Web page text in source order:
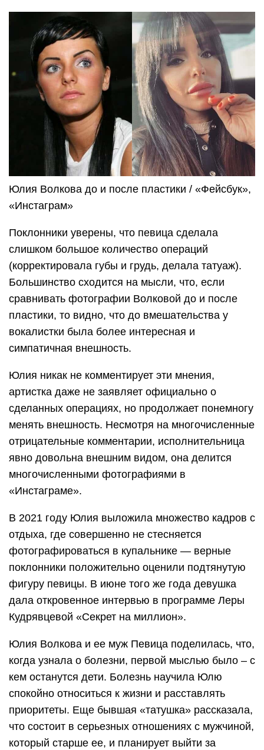
Юлия Волкова до и после пластики / «Фейсбук»,
«Инстаграм»
Поклонники уверены, что певица сделала
слишком большое количество операций
(корректировала губы и грудь, делала татуаж).
Большинство сходится на мысли, что, если
сравнивать фотографии Волковой до и после
пластики, то видно, что до вмешательства у
вокалистки была более интересная и
симпатичная внешность.
Юлия никак не комментирует эти мнения,
артистка даже не заявляет официально о
сделанных операциях, но продолжает понемногу
менять внешность. Несмотря на многочисленные
отрицательные комментарии, исполнительница
явно довольна внешним видом, она делится
многочисленными фотографиями в
«Инстаграме».
В 2021 году Юлия выложила множество кадров с
отдыха, где совершенно не стесняется
фотографироваться в купальнике — верные
поклонники положительно оценили подтянутую
фигуру певицы. В июне того же года девушка
дала откровенное интервью в программе Леры
Кудрявцевой «Секрет на миллион».
Юлия Волкова и ее муж Певица поделилась, что,
когда узнала о болезни, первой мыслью было – с
кем останутся дети. Болезнь научила Юлю
спокойно относиться к жизни и расставлять
приоритеты. Еще бывшая «татушка» рассказала,
что состоит в серьезных отношениях с мужчиной,
который старше ее, и планирует выйти за